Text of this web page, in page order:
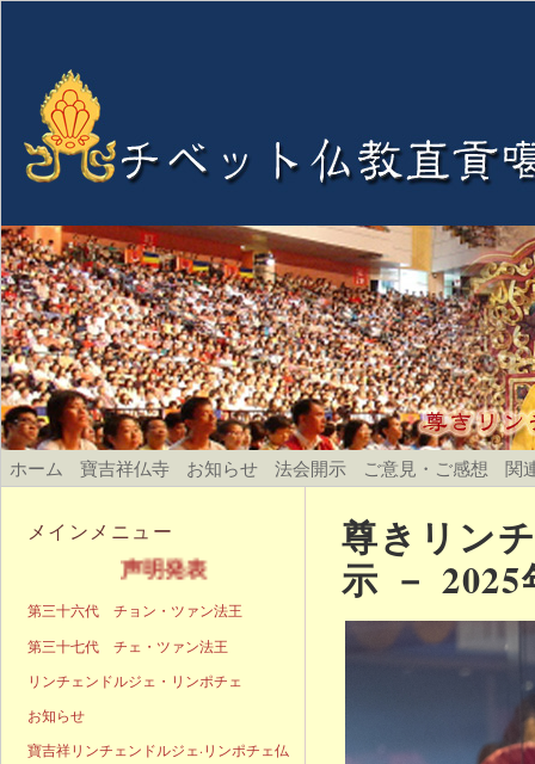
ホーム 寶吉祥仏寺 お知らせ 法会開示 ご意見・ご感想 関
尊きリン
示 －
メインメニュー
第三十六代 チョン・ツァン法王
第三十七代 チェ・ツァン法王
リンチェンドルジェ・リンポチェ
お知らせ
寶吉祥リンチェンドルジェ·リンポチェ仏